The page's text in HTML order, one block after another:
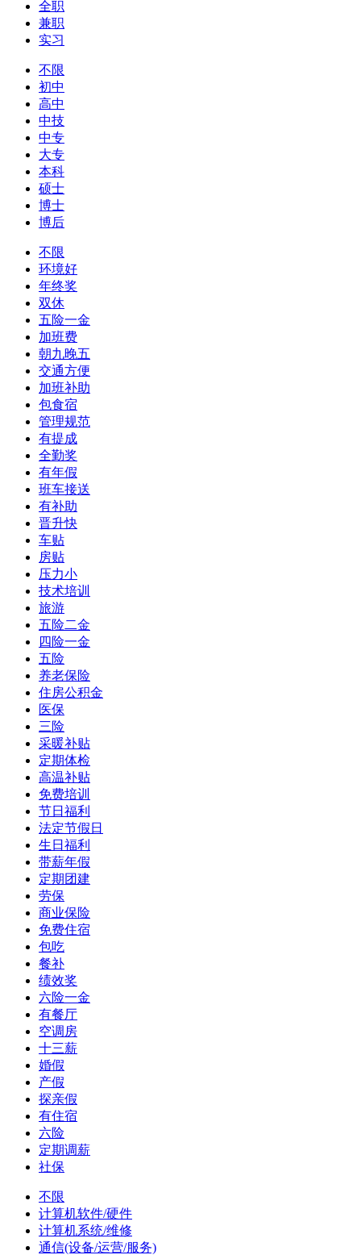
全职
兼职
实习
不限
初中
高中
中技
中专
大专
本科
硕士
博士
博后
不限
环境好
年终奖
双休
五险一金
加班费
朝九晚五
交通方便
加班补助
包食宿
管理规范
有提成
全勤奖
有年假
班车接送
有补助
晋升快
车贴
房贴
压力小
技术培训
旅游
五险二金
四险一金
五险
养老保险
住房公积金
医保
三险
采暖补贴
定期体检
高温补贴
免费培训
节日福利
法定节假日
生日福利
带薪年假
定期团建
劳保
商业保险
免费住宿
包吃
餐补
绩效奖
六险一金
有餐厅
空调房
十三薪
婚假
产假
探亲假
有住宿
六险
定期调薪
社保
不限
计算机软件/硬件
计算机系统/维修
通信(设备/运营/服务)